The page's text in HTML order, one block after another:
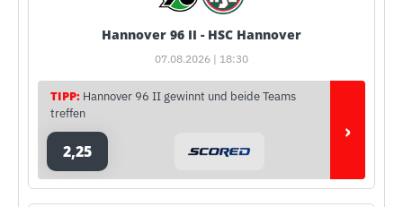
Hannover 96 II - HSC Hannover
07.08.2026 | 18:30
TIPP: Hannover 96 II gewinnt und beide Teams
treffen
2,25
›